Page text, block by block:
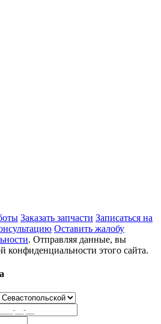
Заказать запчасти Записаться на
Оставить жалобу
. Отправляя данные, вы
конфиденциальности этого сайта.